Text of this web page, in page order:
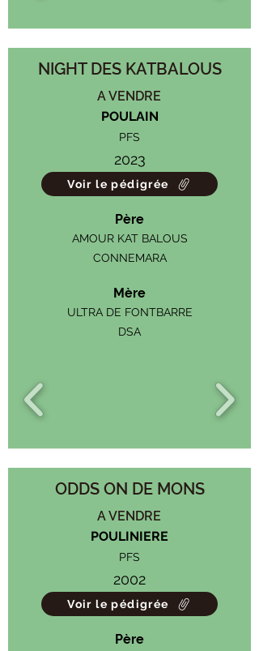
NIGHT DES KATBALOUS
A VENDRE
POULAIN
PFS
2023
Voir le pédigrée
Père
AMOUR KAT BALOUS
CONNEMARA
Mère
ULTRA DE FONTBARRE
DSA
ODDS ON DE MONS
A VENDRE
POULINIERE
PFS
2002
Voir le pédigrée
Père